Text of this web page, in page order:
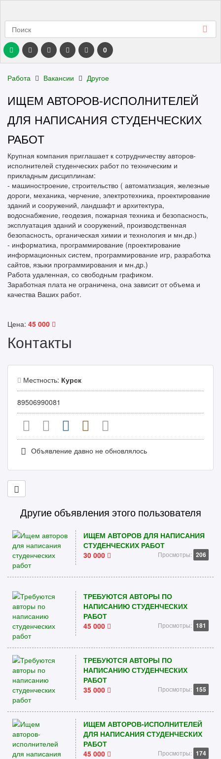
0
Работа Вакансии Другое
ИЩЕМ АВТОРОВ-ИСПОЛНИТЕЛЕЙ
ДЛЯ НАПИСАНИЯ СТУДЕНЧЕСКИХ
РАБОТ
Крупная компания приглашает к сотрудничеству авторов-
исполнителей студенческих работ по техническим и
прикладным дисциплинам:
- машиностроение, строительство ( автоматизация, железные
дороги, механика, черчение, электротехника, проектирование
зданий и сооружений, ландшафт и архитектура,
водоснабжение, геодезия, пожарная техника и безопасность,
эксплуатация зданий и сооружений, производственная
безопасность, органическая химии и технология и мн.др.)
- информатика, программирование (проектирование
информационных систем, программирование игр, разработка
сайтов, языки программирования и мн.др.)
Работа удаленная, со свободным графиком.
Заработная плата не ограничена, она зависит от объема и
качества Ваших работ.
Цена: 45 000
Контакты
Местность: Курск
89506990081
Объявление давно не обновлялось
Другие объявления этого пользователя
ИЩЕМ АВТОРОВ ДЛЯ НАПИСАНИЯ
СТУДЕНЧЕСКИХ РАБОТ
30 000
Просмотры: 206
ТРЕБУЮТСЯ АВТОРЫ ПО
НАПИСАНИЮ СТУДЕНЧЕСКИХ
РАБОТ
45 000
Просмотры: 181
ТРЕБУЮТСЯ АВТОРЫ ПО
НАПИСАНИЮ СТУДЕНЧЕСКИХ
РАБОТ
35 000
Просмотры: 155
ИЩЕМ АВТОРОВ-ИСПОЛНИТЕЛЕЙ
ДЛЯ НАПИСАНИЯ СТУДЕНЧЕСКИХ
РАБОТ
45 000
Просмотры: 174